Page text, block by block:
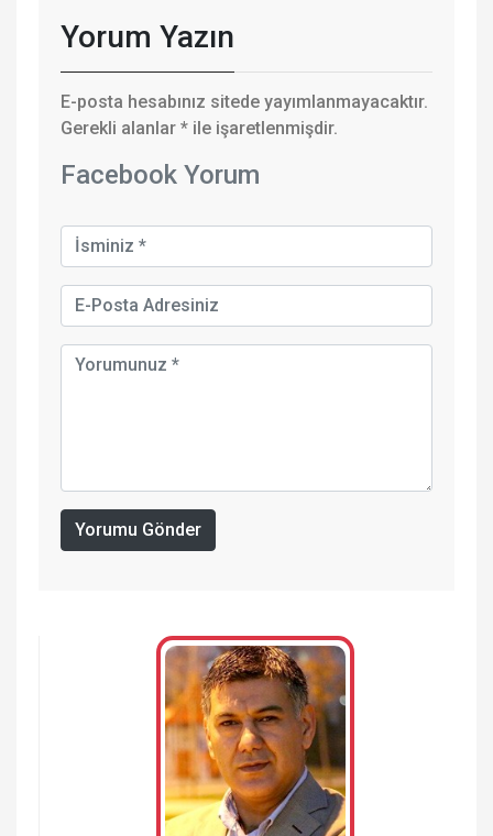
Yorum Yazın
E-posta hesabınız sitede yayımlanmayacaktır.
Gerekli alanlar * ile işaretlenmişdir.
Facebook Yorum
Yorumu Gönder